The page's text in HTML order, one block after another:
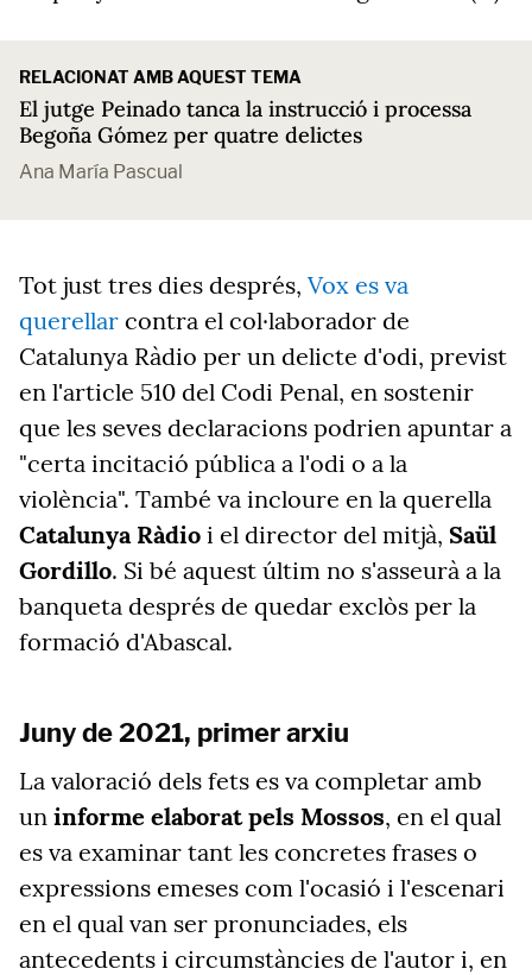
RELACIONAT AMB AQUEST TEMA
El jutge Peinado tanca la instrucció i processa
Begoña Gómez per quatre delictes
Ana María Pascual
Tot just tres dies després, Vox es va
querellar contra el col·laborador de
Catalunya Ràdio per un delicte d'odi, previst
en l'article 510 del Codi Penal, en sostenir
que les seves declaracions podrien apuntar a
"certa incitació pública a l'odi o a la
violència". També va incloure en la querella
Catalunya Ràdio i el director del mitjà, Saül
Gordillo. Si bé aquest últim no s'asseurà a la
banqueta després de quedar exclòs per la
formació d'Abascal.
Juny de 2021, primer arxiu
La valoració dels fets es va completar amb
un informe elaborat pels Mossos, en el qual
es va examinar tant les concretes frases o
expressions emeses com l'ocasió i l'escenari
en el qual van ser pronunciades, els
antecedents i circumstàncies de l'autor i, en